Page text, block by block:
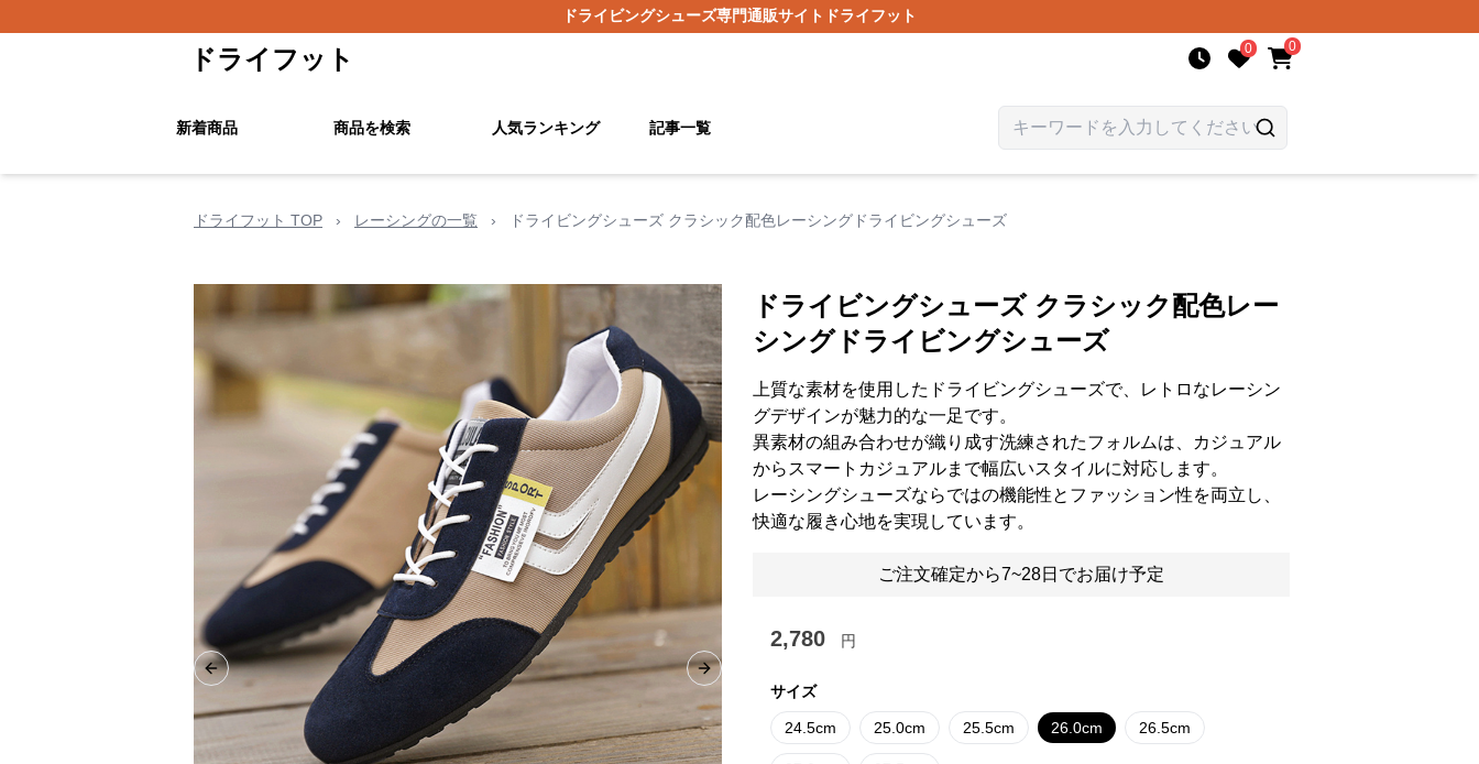
ドライビングシューズ専門通販サイト ドライフット
ドライフット 0 0
新着商品 商品を検索 人気ランキング 記事一覧
ドライフット TOP › レーシングの一覧 › ドライビングシューズ クラシック配色レーシングドライビングシューズ
Previous slide Next slide
ドライビングシューズ クラシック配色レー
シングドライビングシューズ
上質な素材を使用したドライビングシューズで、レトロなレーシン
グデザインが魅力的な一足です。
異素材の組み合わせが織り成す洗練されたフォルムは、カジュアル
からスマートカジュアルまで幅広いスタイルに対応します。
レーシングシューズならではの機能性とファッション性を両立し、
快適な履き心地を実現しています。
ご注文確定から7~28日でお届け予定
2,780 円
サイズ
24.5cm 25.0cm 25.5cm 26.0cm 26.5cm